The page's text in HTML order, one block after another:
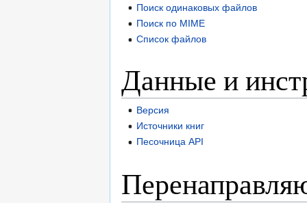
Поиск одинаковых файлов
Поиск по MIME
Список файлов
Данные и
Версия
Источники книг
Песочница API